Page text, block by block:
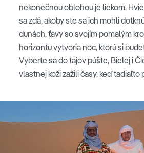
nekonečnou oblohou je liekom.
sa zdá, akoby ste sa ich mohli
dunách, ťavy so svojím pomalým
horizontu vytvoria noc, ktorú si
Vyberte sa do tajov púšte, Bielej i
vlastnej koži zažili časy, keď tadiaľto